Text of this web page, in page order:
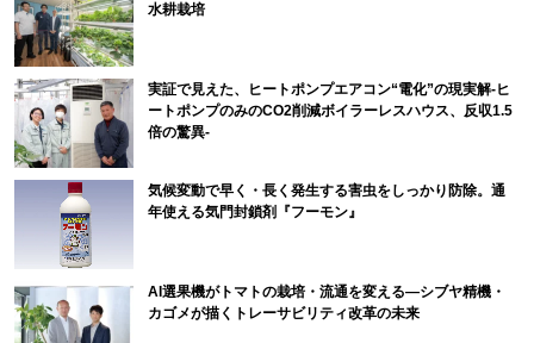
水耕栽培
実証で見えた、ヒートポンプエアコン“電化”の現実解-ヒ
ートポンプのみのCO2削減ボイラーレスハウス、反収1.5
倍の驚異-
気候変動で早く・長く発生する害虫をしっかり防除。通
年使える気門封鎖剤『フーモン』
AI選果機がトマトの栽培・流通を変える―シブヤ精機・
カゴメが描くトレーサビリティ改革の未来